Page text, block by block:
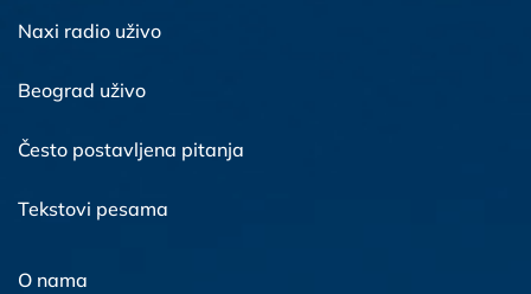
Naxi radio uživo
Beograd uživo
Često postavljena pitanja
Tekstovi pesama
O nama